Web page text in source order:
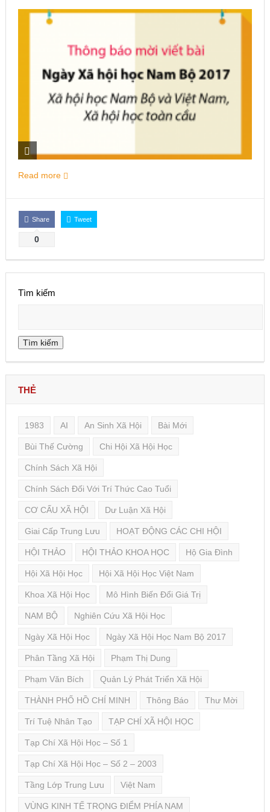
Thời sự Hà Nội 15h ngày 8/7/2025: Thủ tướng đề xuất giải
pháp về môi trường, y tế tại BRICS
Read more
Share
0
Tweet
Tìm kiếm
Tìm kiếm
THẺ
1983 AI An Sinh Xã Hội Bài Mới
Bùi Thế Cường Chi Hội Xã Hội Học
Chính Sách Xã Hội
Chính Sách Đối Với Trí Thức Cao Tuổi
CƠ CẤU XÃ HỘI Dư Luận Xã Hội
Giai Cấp Trung Lưu HOẠT ĐỘNG CÁC CHI HỘI
HỘI THẢO HỘI THẢO KHOA HỌC Hộ Gia Đình
Hội Xã Hội Học Hội Xã Hội Học Việt Nam
Khoa Xã Hội Học Mô Hình Biến Đổi Giá Trị
NAM BỘ Nghiên Cứu Xã Hội Học
Ngày Xã Hội Học Ngày Xã Hội Học Nam Bộ 2017
Phân Tầng Xã Hội Phạm Thị Dung
Phạm Văn Bích Quản Lý Phát Triển Xã Hội
THÀNH PHỐ HỒ CHÍ MINH Thông Báo Thư Mời
Trí Tuệ Nhân Tạo TẠP CHÍ XÃ HỘI HỌC
Tạp Chí Xã Hội Học – Số 1
Tạp Chí Xã Hội Học – Số 2 – 2003
Tầng Lớp Trung Lưu Việt Nam
VÙNG KINH TẾ TRỌNG ĐIỂM PHÍA NAM